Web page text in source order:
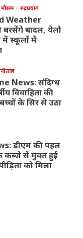
मौसम रुद्रप्रयाग
Weather
बादल, येलो
में स्कूलों में
News: संदिग्ध
विवाहिता की
के सिर से उठा
डीएम की पहल
कब्जे से मुक्त हुई
को मिला